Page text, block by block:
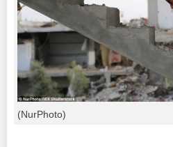
(NurPhoto)